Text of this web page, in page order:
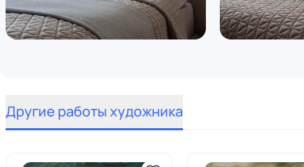
Другие работы художника